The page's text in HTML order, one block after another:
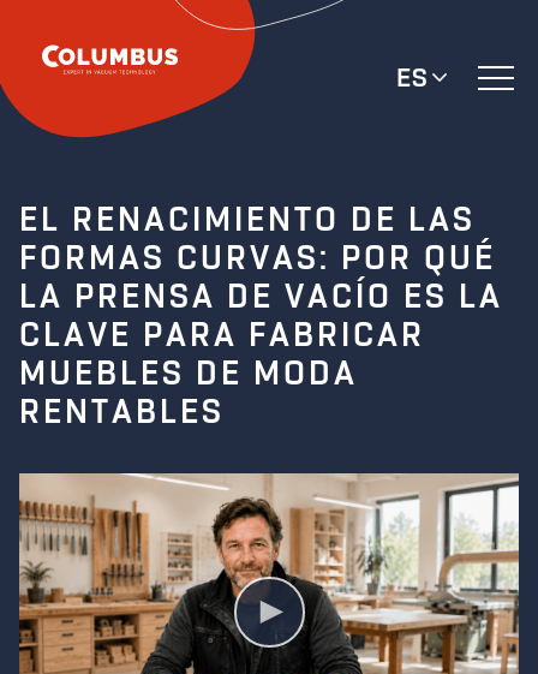
ES
EL RENACIMIENTO DE LAS
FORMAS CURVAS: POR QUÉ
LA PRENSA DE VACÍO ES LA
CLAVE PARA FABRICAR
MUEBLES DE MODA
RENTABLES